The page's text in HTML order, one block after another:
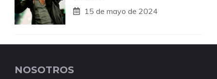
15 de mayo de 2024
NOSOTROS